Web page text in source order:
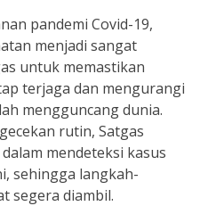
pandemi Covid-19,
menjadi sangat
untuk memastikan
terjaga dan mengurangi
mengguncang dunia.
rutin, Satgas
mendeteksi kasus
sehingga langkah-
segera diambil.